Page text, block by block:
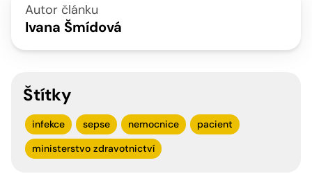
Autor článku
Ivana Šmídová
Štítky
infekce sepse nemocnice
pacient
ministerstvo zdravotnictví